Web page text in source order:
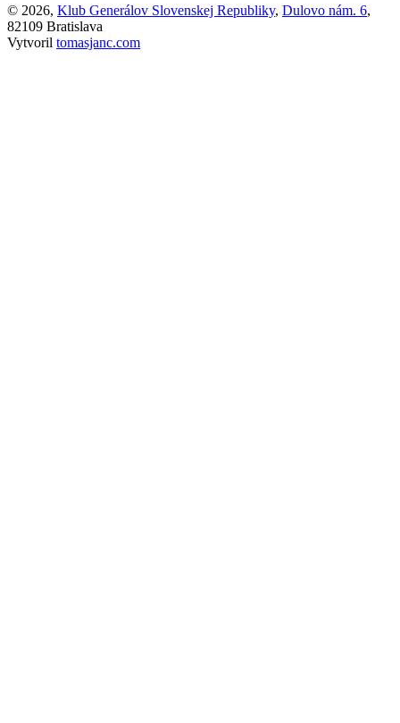
© 2026, Klub Generálov Slovenskej Republiky, Dulovo nám. 6,
82109 Bratislava
Vytvoril tomasjanc.com